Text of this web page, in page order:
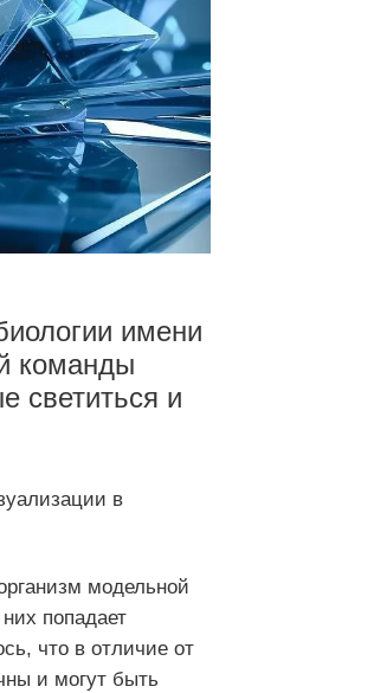
имени
команды
светиться и
в
модельной
попадает
что в отличие от
и могут быть